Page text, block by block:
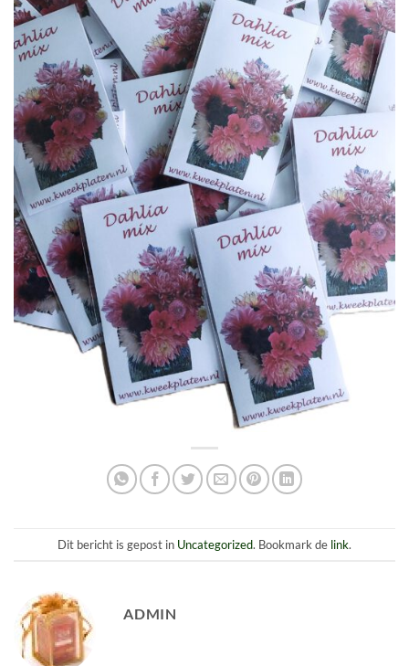
Dit bericht is gepost in Uncategorized. Bookmark de link.
ADMIN